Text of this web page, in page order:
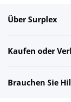
Über Surplex
Kaufen oder
Brauchen Sie